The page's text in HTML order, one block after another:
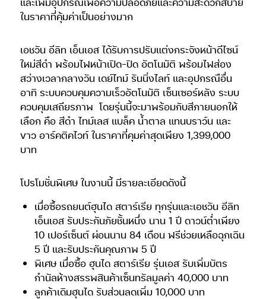
ในราคาที่คุ้มค่าเป็นอย่างมาก
เอชวัน อีลิท เอ็นเอส ได้รับการปรับแต่งกระจังหน้าดีไซน์
ใหม่สีดำ พร้อมไฟหน้าเปิด-ปิด อัตโนมัติ พร้อมไฟส่อง
สว่างเวลากลางวัน เดย์ไทม์ รันนิ่งไลท์ และอุปกรณือื่น
อาทิ ระบบควบคุมความเร็วอัตโนมัติ เซ็นเซอร์หลัง ระบบ
ควบคุมเสถียรภาพ โดยรุ่นนี้จะมาพร้อมกับสีภายนอกให้
เลือก คือ สีดำ ไทม์เลส แบล็ค น้ำตาล แทนบราว์น และ
ขาว อาร์คติคไวท์ ในราคาที่คุมค่าสุดเพียง 1,399,000
บาท
โปรโมชั่นพิเศษ ในงานนี้ มีรายละเอียดดังนี้
เมื่อซื้อรถยนต์ฮุนได สตาร์เรีย ทุกรุ่นและเอชวัน อีลิท
เอ็นเอส รับประกันภัยชั้นหนึ่ง นาน 1 ปี ดาวน์ต่ำเพียง
10 เปอร์เซ็นต์ ผ่อนนาน 84 เดือน ฟรีช่วยเหลือฉุกเฉิน
5 ปี และรับประกันคุณภาพ 5 ปี
พิเศษ เมื่อซื้อ ฮุนได สตาร์เรีย รุ่นเอส รับเพิ่มบัตร
กำนัลห้างสรรพสินค้าเซ็นทรัลมูลค่า 40,000 บาท
ลูกค้าเดิมฮุนได รับส่วนลดเพิ่ม 10,000 บาท